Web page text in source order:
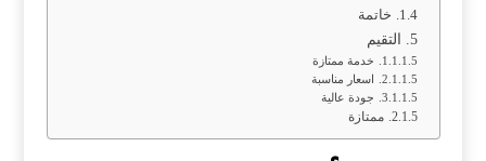
خاتمة
التقيم
خدمة ممتازة
اسعار مناسبة
جودة عالية
ممتازة